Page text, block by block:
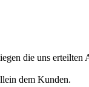
die uns
dem Kunden.